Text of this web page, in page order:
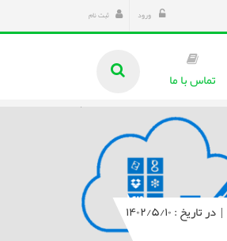
ورود ثبت نام
تماس با ما
| در تاریخ : ۱۴۰۲/۵/۱۰